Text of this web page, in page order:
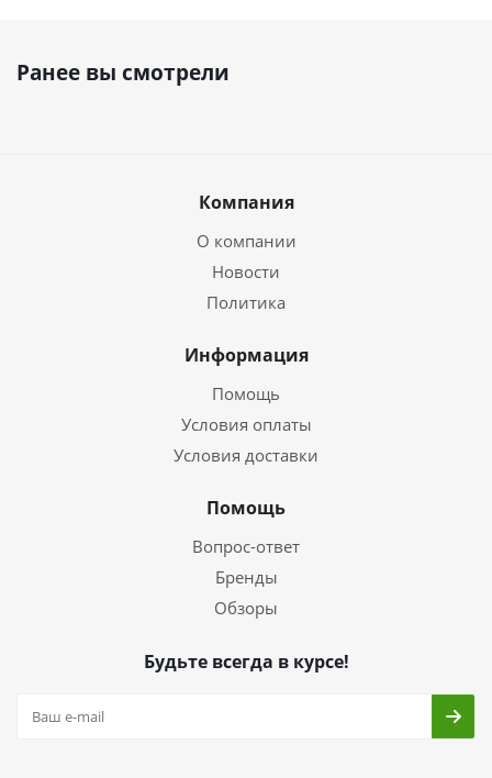
Ранее вы смотрели
Компания
О компании
Новости
Политика
Информация
Помощь
Условия оплаты
Условия доставки
Помощь
Вопрос-ответ
Бренды
Обзоры
Будьте всегда в курсе!